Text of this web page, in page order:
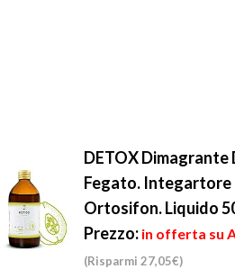
DETOX
Fegato. Integartore
Ortosifon. Liquido
Prezzo: in offerta su
(Risparmi 27,05€)